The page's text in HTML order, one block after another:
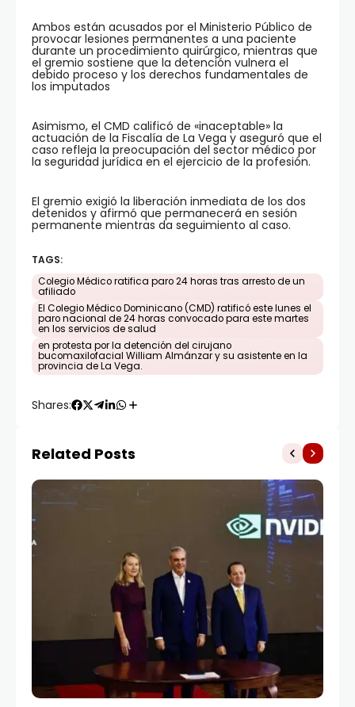
Ambos están acusados por el Ministerio Público de
provocar lesiones permanentes a una paciente
durante un procedimiento quirúrgico, mientras que
el gremio sostiene que la detención vulnera el
debido proceso y los derechos fundamentales de
los imputados
Asimismo, el CMD calificó de «inaceptable» la
actuación de la Fiscalía de La Vega y aseguró que el
caso refleja la preocupación del sector médico por
la seguridad jurídica en el ejercicio de la profesión.
El gremio exigió la liberación inmediata de los dos
detenidos y afirmó que permanecerá en sesión
permanente mientras da seguimiento al caso.
TAGS:
Colegio Médico ratifica paro 24 horas tras arresto de un
afiliado
El Colegio Médico Dominicano (CMD) ratificó este lunes el
paro nacional de 24 horas convocado para este martes
en los servicios de salud
en protesta por la detención del cirujano
bucomaxilofacial William Almánzar y su asistente en la
provincia de La Vega.
Shares:
Related Posts